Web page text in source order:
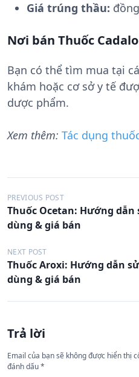
Giá trúng thầu:
Nơi bán Thuốc
Bạn có thể tìm mua tại
khám hoặc cơ sở y tế
dược phẩm.
Xem thêm: Tác dụng
Đ
i
u
h
n
b
PREVIOUS POST
Thuốc Ocetan: Hướng
dùng & giá bán
NEXT POST
Thuốc Aroxi: Hướng dẫn
dùng & giá bán
Trả lời
Email của bạn sẽ không được hiển thị
đánh dấu*